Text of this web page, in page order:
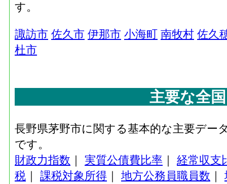
す。
諏訪市 佐久市 伊那市 小海町 南牧村 佐久
杜市
主要な全
長野県茅野市に関する基本的な主要デ
です。
財政力指数 ｜ 実質公債費比率 ｜ 経常収支
税 ｜ 課税対象所得 ｜ 地方公務員職員数 ｜